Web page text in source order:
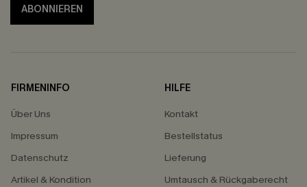
ABONNIEREN
FIRMENINFO
Über Uns
Impressum
Datenschutz
Artikel & Kondition
HILFE
Kontakt
Bestellstatus
Lieferung
Umtausch & Rückgaberecht